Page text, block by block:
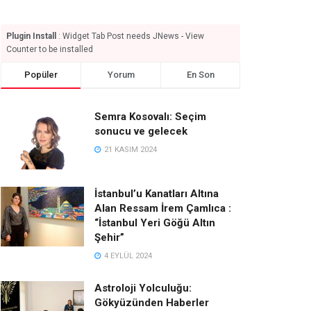
Plugin Install
: Widget Tab Post needs JNews - View
Counter to be installed
Popüler Yorum En Son
Semra Kosovalı: Seçim
sonucu ve gelecek
21 KASIM 2024
İstanbul’u Kanatları Altına
Alan Ressam İrem Çamlıca :
“İstanbul Yeri Göğü Altın
Şehir”
4 EYLÜL 2024
Astroloji Yolculuğu:
Gökyüzünden Haberler